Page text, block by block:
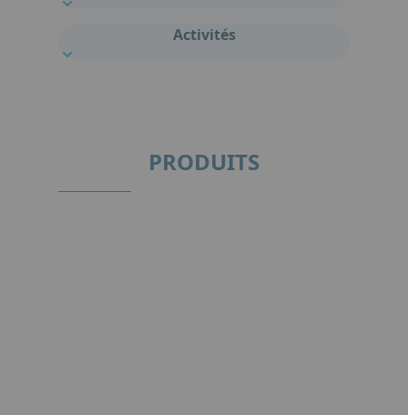
Activités
PRODUITS